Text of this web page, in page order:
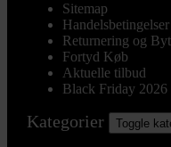
Sitemap
Handelsbetingelser
Returnering og
Fortyd Køb
Aktuelle tilbud
Black Friday 2026
Kategorier Toggle